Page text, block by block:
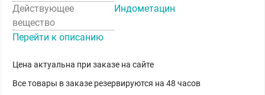
Действующее
вещество
Индометацин
Перейти к описанию
Цена актуальна при заказе на сайте
Все товары в заказе резервируются на 48 часов